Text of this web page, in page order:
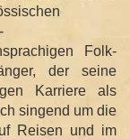
Folk-
der seine
Karriere als
singend um die
Reisen und im